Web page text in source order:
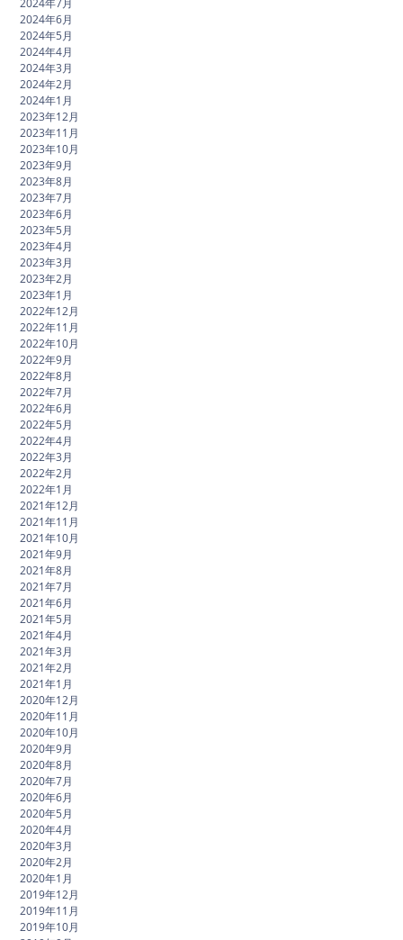
2024年7月
2024年6月
2024年5月
2024年4月
2024年3月
2024年2月
2024年1月
2023年12月
2023年11月
2023年10月
2023年9月
2023年8月
2023年7月
2023年6月
2023年5月
2023年4月
2023年3月
2023年2月
2023年1月
2022年12月
2022年11月
2022年10月
2022年9月
2022年8月
2022年7月
2022年6月
2022年5月
2022年4月
2022年3月
2022年2月
2022年1月
2021年12月
2021年11月
2021年10月
2021年9月
2021年8月
2021年7月
2021年6月
2021年5月
2021年4月
2021年3月
2021年2月
2021年1月
2020年12月
2020年11月
2020年10月
2020年9月
2020年8月
2020年7月
2020年6月
2020年5月
2020年4月
2020年3月
2020年2月
2020年1月
2019年12月
2019年11月
2019年10月